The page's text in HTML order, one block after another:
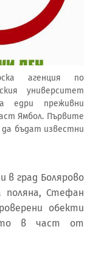
агенция по
университет
едри преживни
Ямбол. Първите
бъдат известни
в град Болярово
поляна, Стефан
обекти
в част от